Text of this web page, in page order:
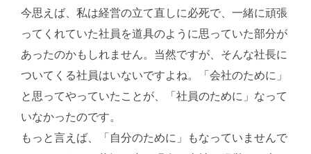
今思えば、私は経営の立て直しに必死で、一緒に頑張
ってくれていた社員を道具のように思っていた部分が
あったのかもしれません。当然ですが、そんな社長に
ついてくる社員はいないですよね。「会社のために」
と思ってやっていたことが、「社員のために」なって
いなかったのです。
もっと言えば、「自分のために」もなっていませんで